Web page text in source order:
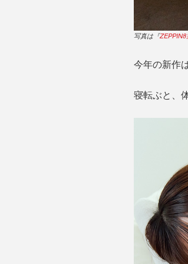
写真は『ZEPPIN8
今年の新作
寝転ぶと、